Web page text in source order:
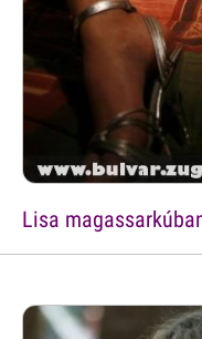
Lisa